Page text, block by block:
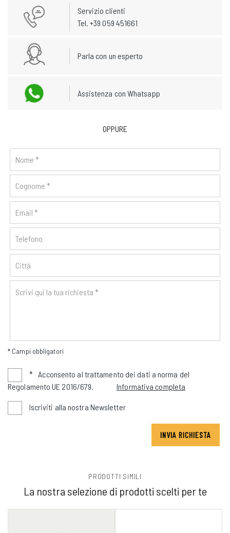
Servizio clienti
Tel. +39 059 451661
Parla con un esperto
Assistenza con Whatsapp
OPPURE
* Campi obbligatori
*
Acconsento al trattamento dei dati a norma del
Regolamento UE 2016/679.
Informativa completa
Iscriviti alla nostra Newsletter
INVIA RICHIESTA
PRODOTTI SIMILI
La nostra selezione di prodotti scelti per te